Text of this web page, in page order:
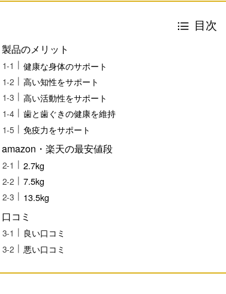
目次
製品のメリット
健康な身体のサポート
高い知性をサポート
高い活動性をサポート
歯と歯ぐきの健康を維持
免疫力をサポート
amazon・楽天の最安値段
2.7kg
7.5kg
13.5kg
口コミ
良い口コミ
悪い口コミ